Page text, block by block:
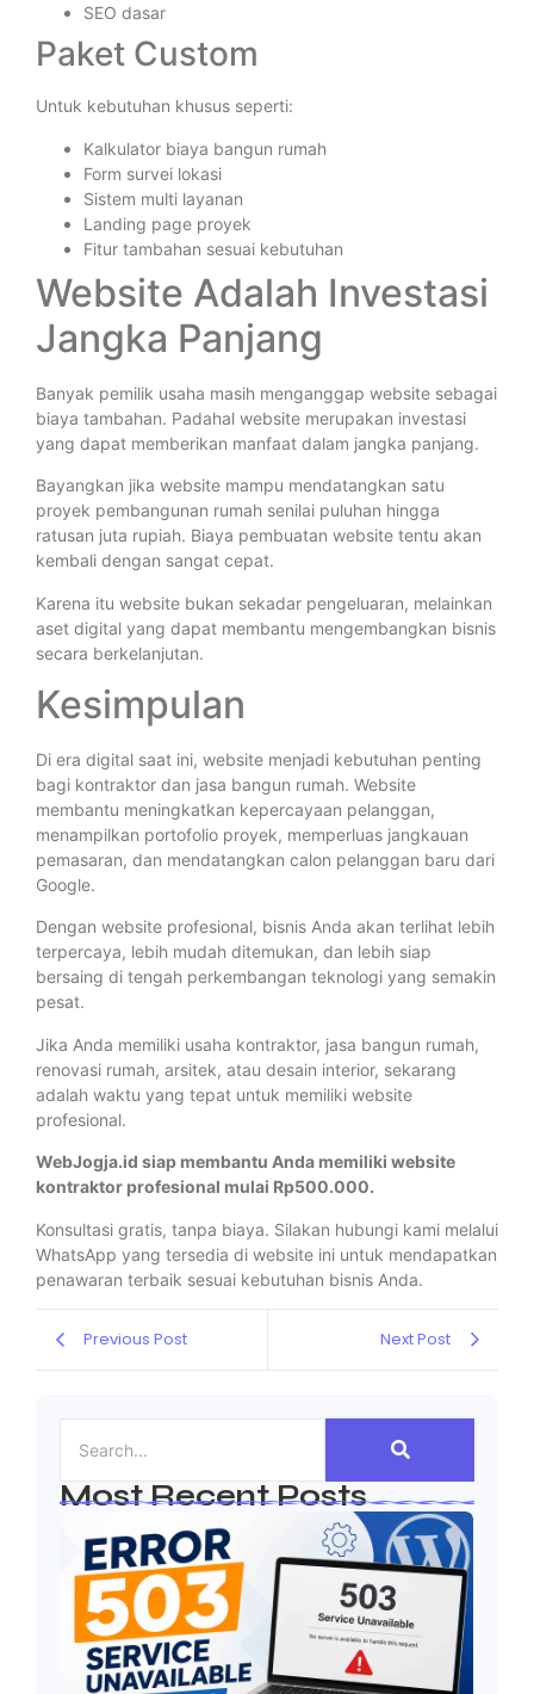
SEO dasar
Paket Custom
Untuk kebutuhan khusus seperti:
Kalkulator biaya bangun rumah
Form survei lokasi
Sistem multi layanan
Landing page proyek
Fitur tambahan sesuai kebutuhan
Website Adalah Investasi
Jangka Panjang
Banyak pemilik usaha masih menganggap website sebagai
biaya tambahan. Padahal website merupakan investasi
yang dapat memberikan manfaat dalam jangka panjang.
Bayangkan jika website mampu mendatangkan satu
proyek pembangunan rumah senilai puluhan hingga
ratusan juta rupiah. Biaya pembuatan website tentu akan
kembali dengan sangat cepat.
Karena itu website bukan sekadar pengeluaran, melainkan
aset digital yang dapat membantu mengembangkan bisnis
secara berkelanjutan.
Kesimpulan
Di era digital saat ini, website menjadi kebutuhan penting
bagi kontraktor dan jasa bangun rumah. Website
membantu meningkatkan kepercayaan pelanggan,
menampilkan portofolio proyek, memperluas jangkauan
pemasaran, dan mendatangkan calon pelanggan baru dari
Google.
Dengan website profesional, bisnis Anda akan terlihat lebih
terpercaya, lebih mudah ditemukan, dan lebih siap
bersaing di tengah perkembangan teknologi yang semakin
pesat.
Jika Anda memiliki usaha kontraktor, jasa bangun rumah,
renovasi rumah, arsitek, atau desain interior, sekarang
adalah waktu yang tepat untuk memiliki website
profesional.
WebJogja.id siap membantu Anda memiliki website
kontraktor profesional mulai Rp500.000.
Konsultasi gratis, tanpa biaya. Silakan hubungi kami melalui
WhatsApp yang tersedia di website ini untuk mendapatkan
penawaran terbaik sesuai kebutuhan bisnis Anda.
Previous Post Next Post
Most Recent Posts